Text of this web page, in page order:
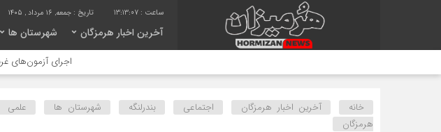
13:13:08 تاریخ : جمعه, ۱۶ مرداد , ۱۴۰۵
آخرین اخبار هرمزگان شهرستان ها
اجرای آزمون‌های غربالگری
خانه آخرین اخبار هرمزگان اجتماعی بندرلنگه شهرستان ها علمی
هرمزگان